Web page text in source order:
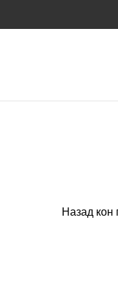
Назад кон